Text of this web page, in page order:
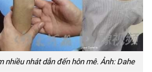
nhiều nhát dẫn đến hôn mê. Ảnh: Dahe